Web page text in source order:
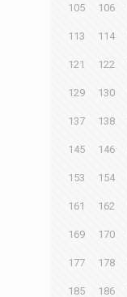
105 106
113 114
121 122
129 130
137 138
145 146
153 154
161 162
169 170
177 178
185 186